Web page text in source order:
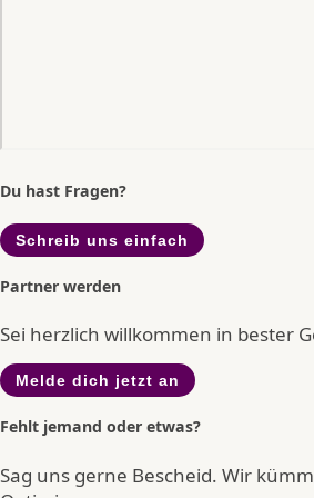
Du hast Fragen?
Schreib uns einfach
Partner werden
Sei herzlich willkommen in bester
Melde dich jetzt an
Fehlt jemand oder etwas?
Sag uns gerne Bescheid. Wir